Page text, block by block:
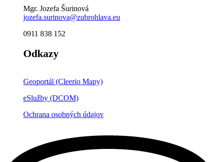
Mgr. Jozefa Šurinová
jozefa.surinova@zubrohlava.eu
0911 838 152
Odkazy
Geoportál (Cleerio Mapy)
eSlužby (DCOM)
Ochrana osobných údajov